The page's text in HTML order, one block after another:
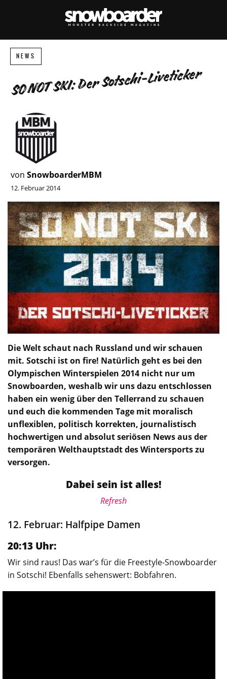
NEWS
SO NOT SKI: Der Sotschi-Liveticker
von SnowboarderMBM
12. Februar 2014
Die Welt schaut nach Russland und wir schauen
mit. Sotschi ist on fire! Natürlich geht es bei den
Olympischen Winterspielen 2014 nicht nur um
Snowboarden, weshalb wir uns dazu entschlossen
haben ein wenig über den Tellerrand zu schauen
und euch die kommenden Tage mit moralisch
unflexiblen, politisch korrekten, journalistisch
hochwertigen und absolut seriösen News aus der
temporären Welthauptstadt des Wintersports zu
versorgen.
Dabei sein ist alles!
Refresh
12. Februar: Halfpipe Damen
20:13 Uhr:
Wir sind raus! Das war’s für die Freestyle-Snowboarder
in Sotschi! Ebenfalls sehenswert: Bobfahren.